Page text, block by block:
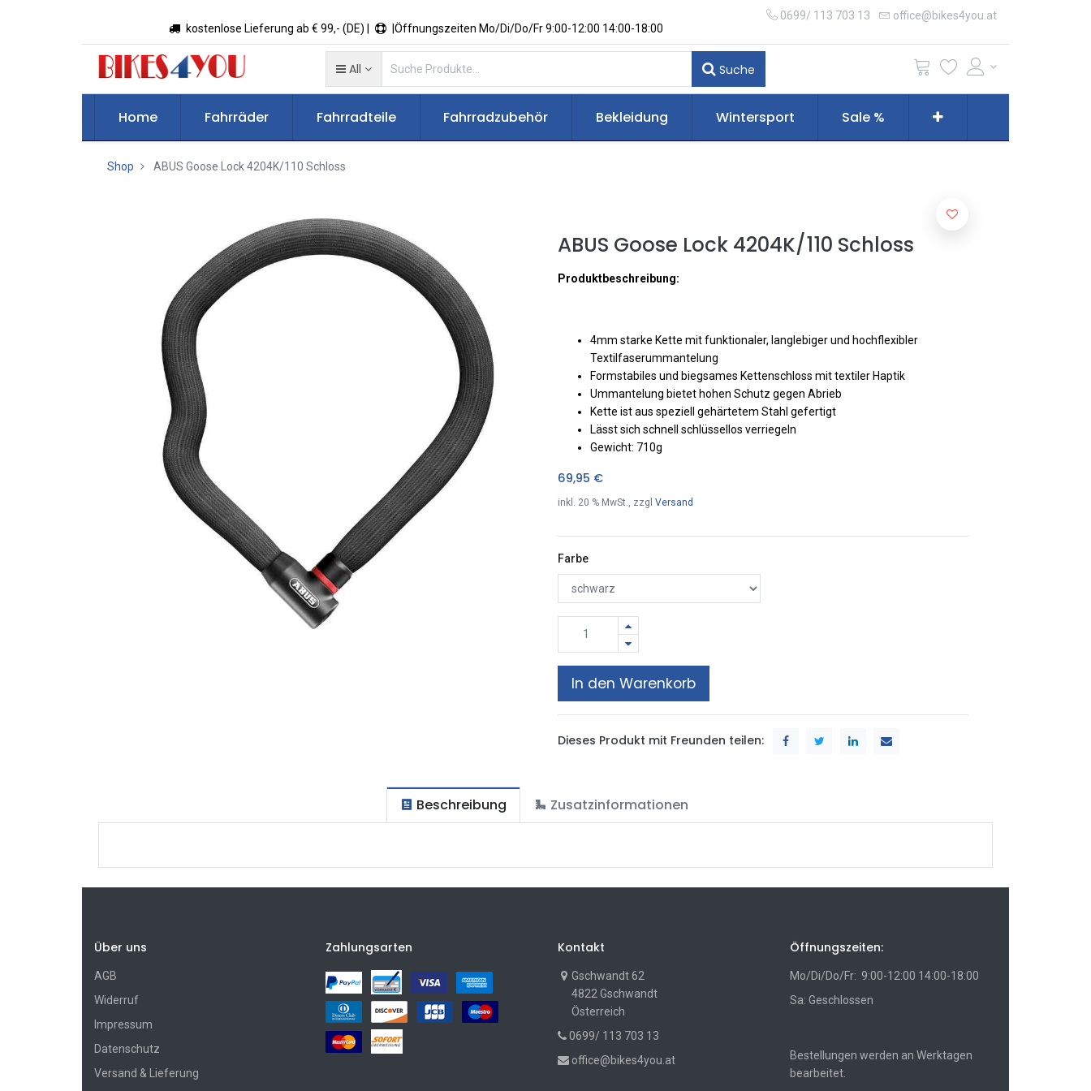
kostenlose Lieferung ab € 99,- (DE) | |Öffnungszeiten Mo/Di/Do/Fr 9:00-12:00 14:00-18:00
0699/ 113 703 13 office@bikes4you.at
All Suche
Home Fahrräder Fahrradteile Fahrradzubehör Bekleidung Wintersport Sale %
Shop ABUS Goose Lock 4204K/110 Schloss
ABUS Goose Lock 4204K/110 Schloss
Produktbeschreibung:
4mm starke Kette mit funktionaler, langlebiger und hochflexibler
Textilfaserummantelung
Formstabiles und biegsames Kettenschloss mit textiler Haptik
Ummantelung bietet hohen Schutz gegen Abrieb
Kette ist aus speziell gehärtetem Stahl gefertigt
Lässt sich schnell schlüssellos verriegeln
Gewicht: 710g
69,95 €
inkl. 20 % MwSt., zzgl Versand
Farbe
In den Warenkorb
Dieses Produkt mit Freunden teilen:
Beschreibung Zusatzinformationen
Über uns
AGB
Widerruf
Impressum
Datenschutz
Versand & Lieferung
Zahlungsarten Kontakt
Gschwandt 62
4822 Gschwandt
Österreich
0699/ 113 703 13
office@bikes4you.at
Öffnungszeiten:
Mo/Di/Do/Fr: 9:00-12:00 14:00-18:00
Sa: Geschlossen
Bestellungen werden an Werktagen
bearbeitet.